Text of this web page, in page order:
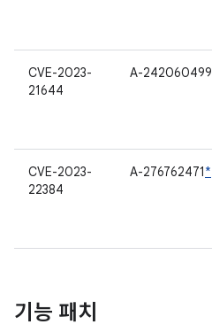
CVE-2023-
21644
A-242060499
CVE-2023-
22384
A-276762471*
기능 패치